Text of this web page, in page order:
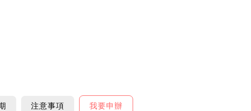
注意事項 我要申辦